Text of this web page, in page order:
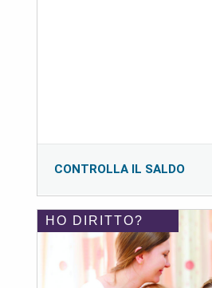
CONTROLLA IL SALDO
HO DIRITTO?